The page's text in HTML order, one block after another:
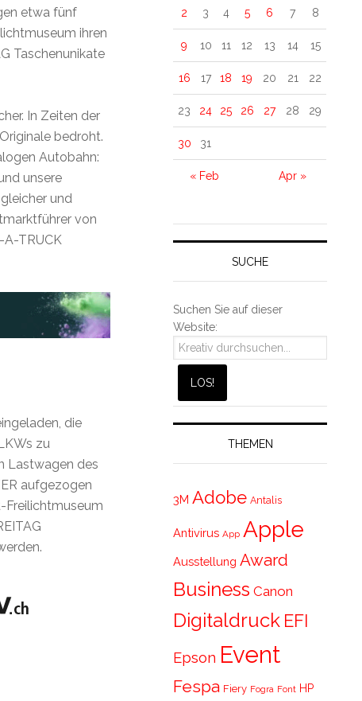
etwa fünf
ihren
Taschenunikate
In Zeiten der
bedroht.
Autobahn:
unsere
und
von
A-TRUCK
die
zu
Lastwagen des
aufgezogen
Freilichtmuseum
« Feb Apr »
2 3 4 5 6 7 8
9 10 11 12 13 14 15
16 17 18 19 20 21 22
23 24 25 26 27 28 29
30 31
SUCHE
Suchen Sie auf dieser
Website:
THEMEN
3M Adobe Antalis
Antivirus App Apple
Ausstellung Award
Business Canon
Digitaldruck EFI
Epson Event
Fespa Fiery Fogra Font HP